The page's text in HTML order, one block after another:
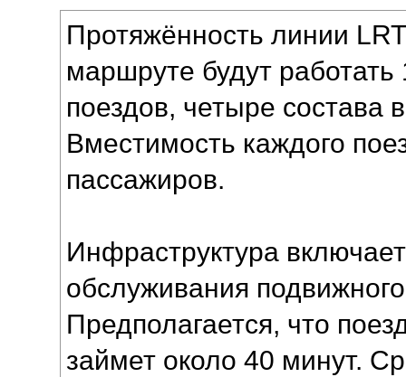
Протяжённость линии
маршруте будут
поездов, четыре состава
Вместимость каждого
пассажиров.
Инфраструктура
обслуживания
Предполагается, что
займет около 40 минут.